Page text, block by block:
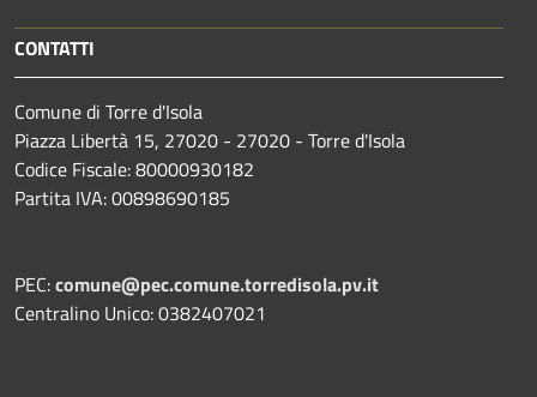
CONTATTI
Comune di Torre d'Isola
Piazza Libertà 15, 27020 - 27020 - Torre d'Isola
Codice Fiscale: 80000930182
Partita IVA: 00898690185
PEC:comune@pec.comune.torredisola.pv.it
Centralino Unico: 0382407021